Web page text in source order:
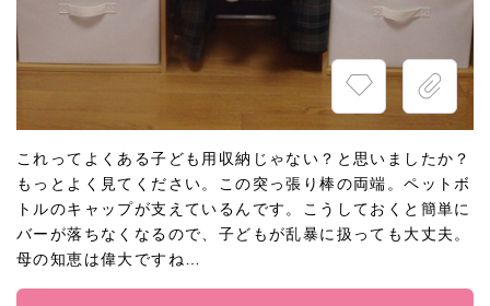
これってよくある子ども用収納じゃない？と思いましたか？
もっとよく見てください。この突っ張り棒の両端。ペットボ
トルのキャップが支えているんです。こうしておくと簡単に
バーが落ちなくなるので、子どもが乱暴に扱っても大丈夫。
母の知恵は偉大ですね…